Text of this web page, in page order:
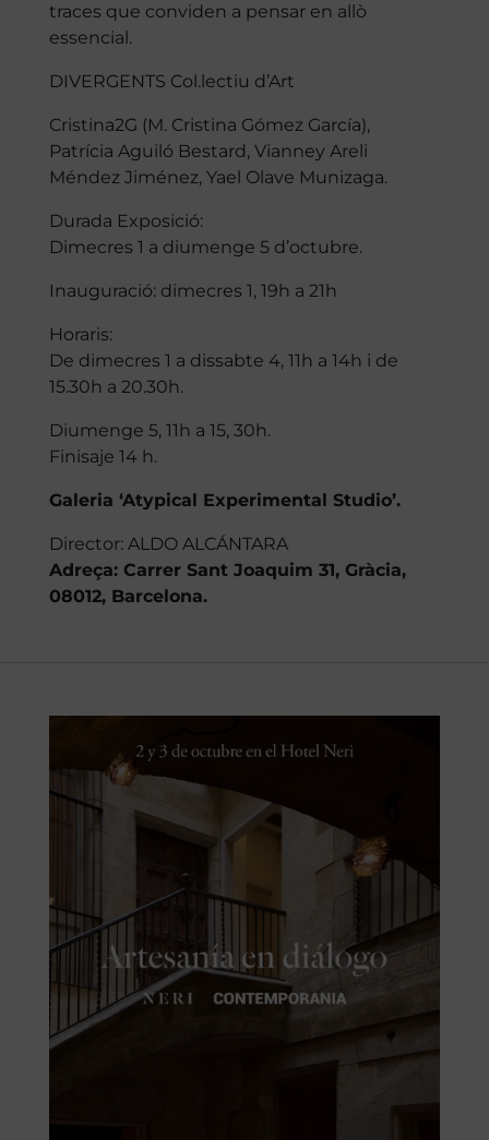
traces que conviden a pensar en allò
essencial.
DIVERGENTS Col.lectiu d’Art
Cristina2G (M. Cristina Gómez García),
Patrícia Aguiló Bestard, Vianney Areli
Méndez Jiménez, Yael Olave Munizaga.
Durada Exposició:
Dimecres 1 a diumenge 5 d’octubre.
Inauguració: dimecres 1, 19h a 21h
Horaris:
De dimecres 1 a dissabte 4, 11h a 14h i de
15.30h a 20.30h.
Diumenge 5, 11h a 15, 30h.
Finisaje 14 h.
Galeria ‘Atypical Experimental Studio’.
Director: ALDO ALCÁNTARA
Adreça: Carrer Sant Joaquim 31, Gràcia,
08012, Barcelona.